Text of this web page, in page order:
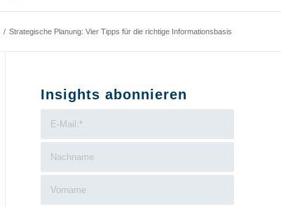
/ Strategische Planung: Vier Tipps für die richtige Informationsbasis
Insights abonnieren